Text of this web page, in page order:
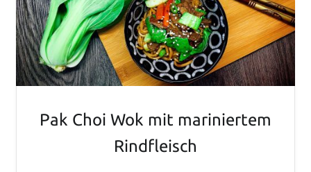
Pak Choi Wok mit mariniertem
Rindfleisch